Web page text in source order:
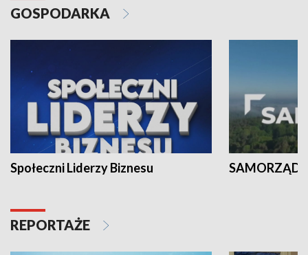
GOSPODARKA
Społeczni Liderzy Biznesu SAMORZĄD
REPORTAŻE